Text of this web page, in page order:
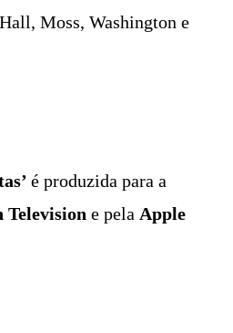
Moss, Washington e
é produzida para a
Television e pela Apple